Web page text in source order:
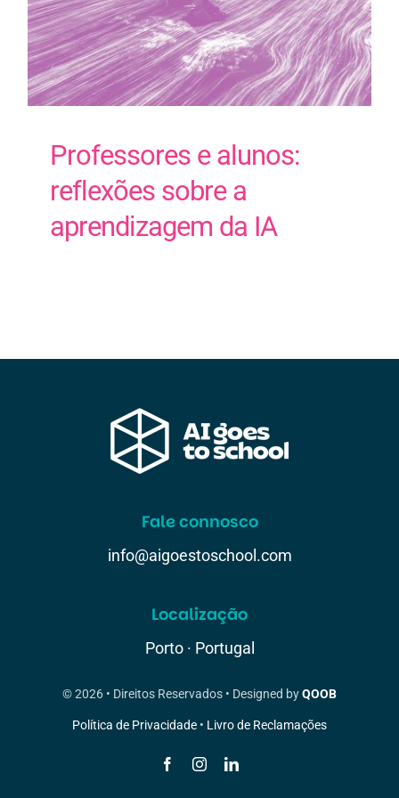
Contactos
EN
Professores e alunos:
reflexões sobre a
aprendizagem da IA
Fale connosco
info@aigoestoschool.com
Localização
Porto · Portugal
© 2026 • Direitos Reservados • Designed byQOOB
Política de Privacidade • Livro de Reclamações